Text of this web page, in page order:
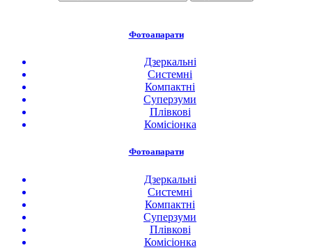
Фотоапарати
Дзеркальні
Системні
Компактні
Суперзуми
Плівкові
Комісіонка
Фотоапарати
Дзеркальні
Системні
Компактні
Суперзуми
Плівкові
Комісіонка